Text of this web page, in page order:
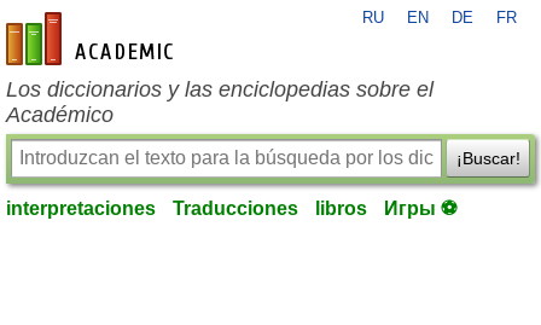
es-academic.com
RU EN DE FR
Los diccionarios y las enciclopedias sobre el
Académico
¡Buscar!
interpretaciones Traducciones libros Игры ⚽